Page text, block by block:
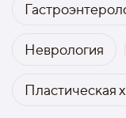
Неврология
Пластическая